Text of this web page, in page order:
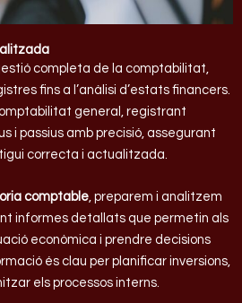
completa de la comptabilitat,
fins a l’anàlisi d’estats financers.
general, registrant
i passius amb precisió, assegurant
correcta i actualitzada.
comptable, preparem i analitzem
informes detallats que permetin als
econòmica i prendre decisions
és clau per planificar inversions,
els processos interns.